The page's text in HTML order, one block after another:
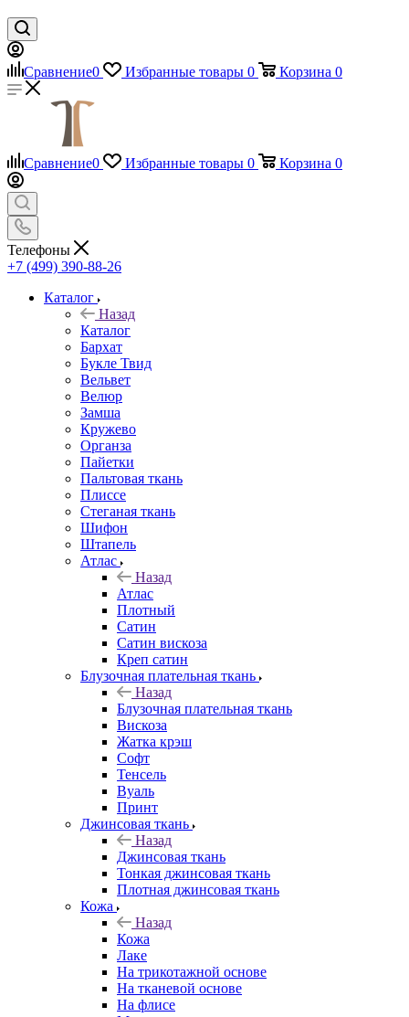
Сравнение0 Избранные товары 0 Корзина 0
Сравнение0 Избранные товары 0 Корзина 0
Телефоны
+7 (499) 390-88-26
Каталог
Назад
Каталог
Бархат
Букле Твид
Вельвет
Велюр
Замша
Кружево
Органза
Пайетки
Пальтовая ткань
Плиссе
Стеганая ткань
Шифон
Штапель
Атлас
Назад
Атлас
Плотный
Сатин
Сатин вискоза
Креп сатин
Блузочная плательная ткань
Назад
Блузочная плательная ткань
Вискоза
Жатка крэш
Софт
Тенсель
Вуаль
Принт
Джинсовая ткань
Назад
Джинсовая ткань
Тонкая джинсовая ткань
Плотная джинсовая ткань
Кожа
Назад
Кожа
Лаке
На трикотажной основе
На тканевой основе
На флисе